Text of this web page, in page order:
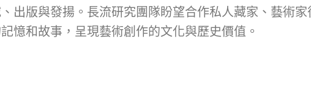
出版與發揚。長流研究團隊盼望合作私人藏家、藝術
憶和故事，呈現藝術創作的文化與歷史價值。